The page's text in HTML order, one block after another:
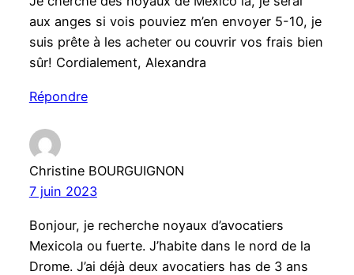
aux anges si vois pouviez m’en envoyer 5-10, je
suis prête à les acheter ou couvrir vos frais bien
sûr! Cordialement, Alexandra
Répondre
Christine BOURGUIGNON
7 juin 2023
Bonjour, je recherche noyaux d’avocatiers
Mexicola ou fuerte. J’habite dans le nord de la
Drome. J’ai déjà deux avocatiers has de 3 ans